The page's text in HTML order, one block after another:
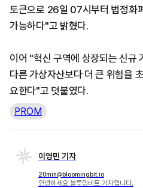
토큰으로 26일 07시부터 법정화
가능하다"고 밝혔다.
이어 "혁신 구역에 상장되는 신규
다른 가상자산보다 더 큰 위험을
요한다"고 덧붙였다.
PROM
이영민 기자
20min@bloomingbit.io
안녕하세요 블루밍비트 기자입니다.